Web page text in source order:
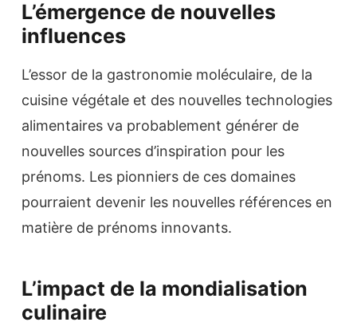
L’émergence de nouvelles
influences
L’essor de la gastronomie moléculaire, de la
cuisine végétale et des nouvelles technologies
alimentaires va probablement générer de
nouvelles sources d’inspiration pour les
prénoms. Les pionniers de ces domaines
pourraient devenir les nouvelles références en
matière de prénoms innovants.
L’impact de la mondialisation
culinaire